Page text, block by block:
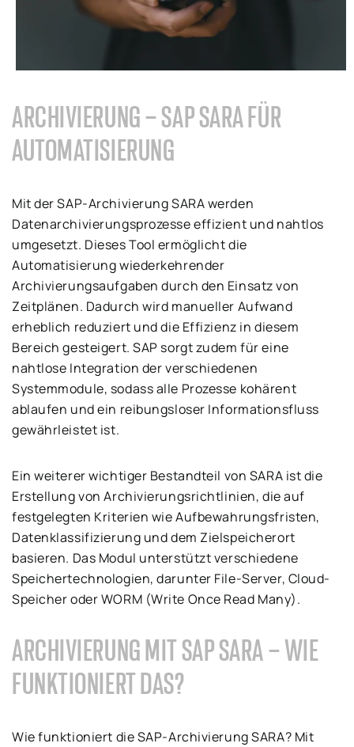
ARCHIVIERUNG – SAP SARA FÜR
AUTOMATISIERUNG
Mit der SAP-Archivierung SARA werden
Datenarchivierungsprozesse effizient und nahtlos
umgesetzt. Dieses Tool ermöglicht die
Automatisierung wiederkehrender
Archivierungsaufgaben durch den Einsatz von
Zeitplänen. Dadurch wird manueller Aufwand
erheblich reduziert und die Effizienz in diesem
Bereich gesteigert. SAP sorgt zudem für eine
nahtlose Integration der verschiedenen
Systemmodule, sodass alle Prozesse kohärent
ablaufen und ein reibungsloser Informationsfluss
gewährleistet ist.
Ein weiterer wichtiger Bestandteil von SARA ist die
Erstellung von Archivierungsrichtlinien, die auf
festgelegten Kriterien wie Aufbewahrungsfristen,
Datenklassifizierung und dem Zielspeicherort
basieren. Das Modul unterstützt verschiedene
Speichertechnologien, darunter File-Server, Cloud-
Speicher oder WORM (Write Once Read Many).
ARCHIVIERUNG MIT SAP SARA – WIE
FUNKTIONIERT DAS?
Wie funktioniert die SAP-Archivierung SARA? Mit